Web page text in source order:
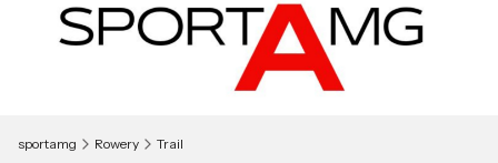
sportamg Rowery Trail